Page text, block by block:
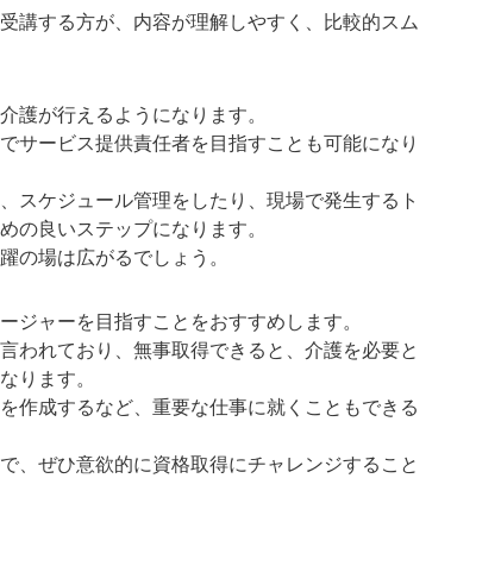
講する方が、内容が理解しやすく、比較的スム
護が行えるようになります。
サービス提供責任者を目指すことも可能になり
スケジュール管理をしたり、現場で発生するト
の良いステップになります。
の場は広がるでしょう。
ジャーを目指すことをおすすめします。
われており、無事取得できると、介護を必要と
ります。
作成するなど、重要な仕事に就くこともできる
、ぜひ意欲的に資格取得にチャレンジすること